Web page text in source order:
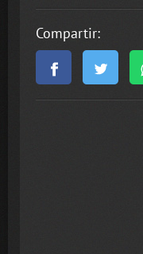
Compartir: